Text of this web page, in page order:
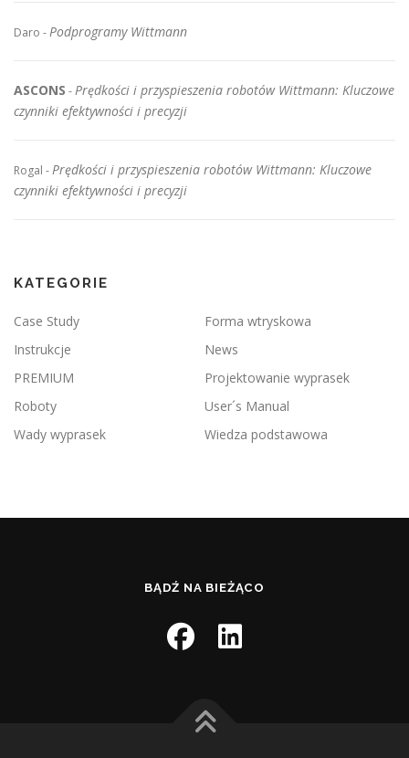
Daro -Podprogramy Wittmann
ASCONS -Prędkości i przyspieszenia robotów Wittmann: Kluczowe
czynniki efektywności i precyzji
Rogal -Prędkości i przyspieszenia robotów Wittmann: Kluczowe
czynniki efektywności i precyzji
KATEGORIE
Case Study
Forma wtryskowa
Instrukcje
News
PREMIUM
Projektowanie wyprasek
Roboty
User´s Manual
Wady wyprasek
Wiedza podstawowa
BĄDŹ NA BIEŻĄCO